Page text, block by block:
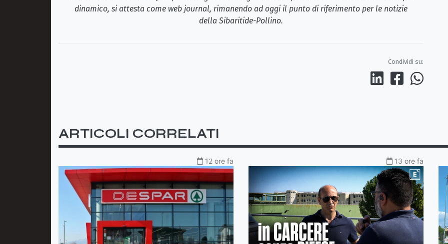
dinamico, si attesta come web journal, rimanendo ad oggi il punto di riferimento per le notizie
della Sibaritide-Pollino.
Condividi su:
ARTICOLI CORRELATI
12 ore fa 13 ore fa